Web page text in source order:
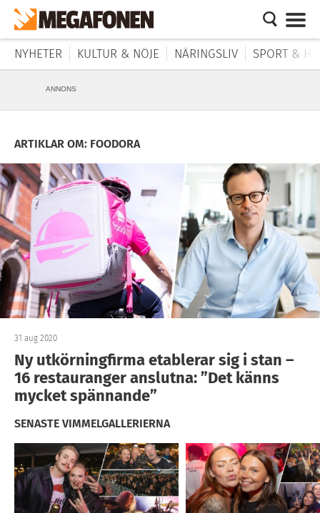
NYHETER KULTUR & NÖJE NÄRINGSLIV SPORT &
ANNONS
ARTIKLAR OM: FOODORA
31 aug 2020
Ny utkörningfirma etablerar sig i stan –
16 restauranger anslutna: ”Det känns
mycket spännande”
SENASTE VIMMELGALLERIERNA